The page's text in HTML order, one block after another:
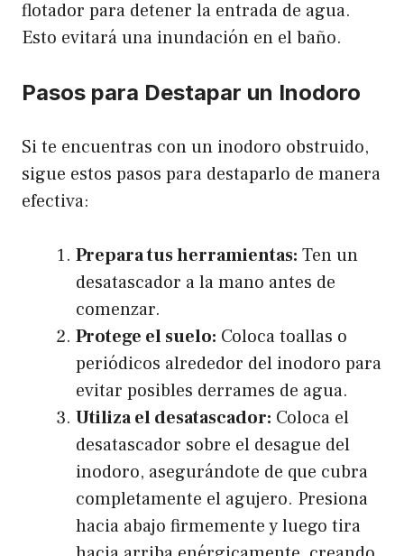
flotador para detener la entrada de agua.
Esto evitará una inundación en el baño.
Pasos para Destapar un Inodoro
Si te encuentras con un inodoro obstruido,
sigue estos pasos para destaparlo de manera
efectiva:
Prepara tus herramientas: Ten un
desatascador a la mano antes de
comenzar.
Protege el suelo: Coloca toallas o
periódicos alrededor del inodoro para
evitar posibles derrames de agua.
Utiliza el desatascador: Coloca el
desatascador sobre el desague del
inodoro, asegurándote de que cubra
completamente el agujero. Presiona
hacia abajo firmemente y luego tira